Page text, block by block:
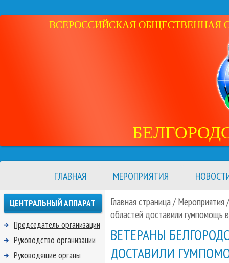
ВСЕРОССИЙСКАЯ ОБЩЕСТВЕННАЯ
ГЛАВНАЯ МЕРОПРИЯТИЯ
Главная страница/ Мероприятия
областей доставили гумпомощь
ВЕТЕРАНЫ
ДОСТАВИЛИ
ЦЕНТРАЛЬНЫЙ АППАРАТ
Председатель организации
Руководство организации
Руководящие органы